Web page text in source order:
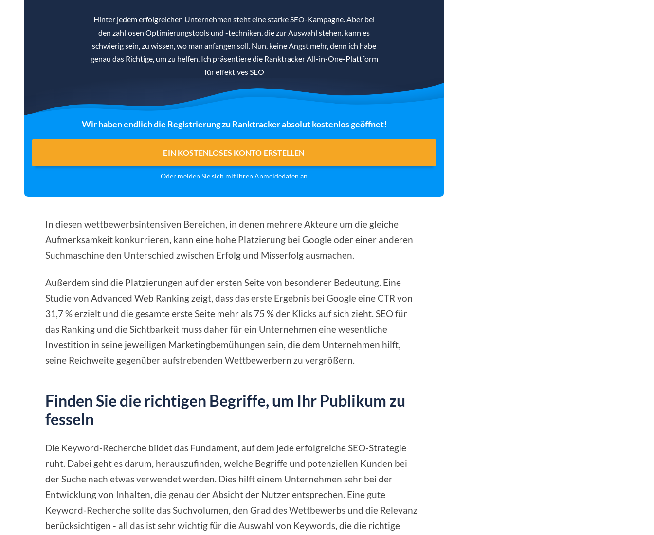
Hinter jedem erfolgreichen Unternehmen steht eine starke SEO-Kampagne. Aber bei
den zahllosen Optimierungstools und -techniken, die zur Auswahl stehen, kann es
schwierig sein, zu wissen, wo man anfangen soll. Nun, keine Angst mehr, denn ich habe
genau das Richtige, um zu helfen. Ich präsentiere die Ranktracker All-in-One-Plattform
für effektives SEO
Wir haben endlich die Registrierung zu Ranktracker absolut kostenlos geöffnet!
EIN KOSTENLOSES KONTO ERSTELLEN
Oder melden Sie sich mit Ihren Anmeldedaten an
In diesen wettbewerbsintensiven Bereichen, in denen mehrere Akteure um die gleiche
Aufmerksamkeit konkurrieren, kann eine hohe Platzierung bei Google oder einer anderen
Suchmaschine den Unterschied zwischen Erfolg und Misserfolg ausmachen.
Außerdem sind die Platzierungen auf der ersten Seite von besonderer Bedeutung. Eine
Studie von Advanced Web Ranking zeigt, dass das erste Ergebnis bei Google eine CTR von
31,7 % erzielt und die gesamte erste Seite mehr als 75 % der Klicks auf sich zieht. SEO für
das Ranking und die Sichtbarkeit muss daher für ein Unternehmen eine wesentliche
Investition in seine jeweiligen Marketingbemühungen sein, die dem Unternehmen hilft,
seine Reichweite gegenüber aufstrebenden Wettbewerbern zu vergrößern.
Finden Sie die richtigen Begriffe, um Ihr Publikum zu
fesseln
Die Keyword-Recherche bildet das Fundament, auf dem jede erfolgreiche SEO-Strategie
ruht. Dabei geht es darum, herauszufinden, welche Begriffe und potenziellen Kunden bei
der Suche nach etwas verwendet werden. Dies hilft einem Unternehmen sehr bei der
Entwicklung von Inhalten, die genau der Absicht der Nutzer entsprechen. Eine gute
Keyword-Recherche sollte das Suchvolumen, den Grad des Wettbewerbs und die Relevanz
berücksichtigen - all das ist sehr wichtig für die Auswahl von Keywords, die die richtige